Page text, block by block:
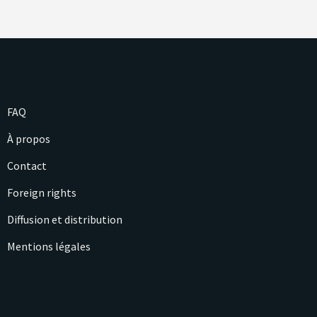
FAQ
À propos
Contact
Foreign rights
Diffusion et distribution
Mentions légales